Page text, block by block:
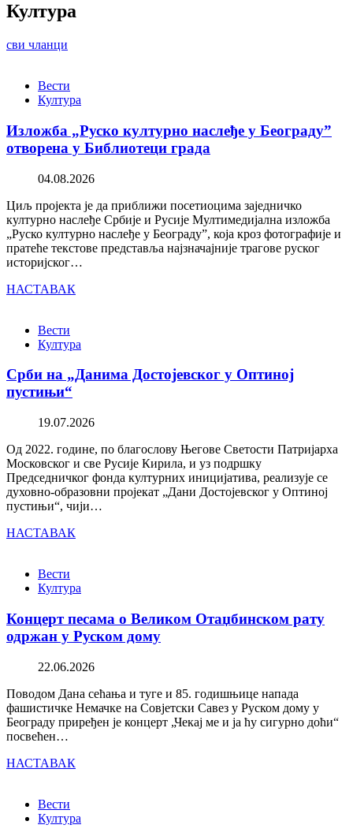
Култура
сви чланци
Вести
Култура
Изложба „Руско културно наслеђе у Београду”
отворена у Библиотеци града
04.08.2026
Циљ пројекта је да приближи посетиоцима заједничко
културно наслеђе Србије и Русије Мултимедијална изложба
„Руско културно наслеђе у Београду”, која кроз фотографије и
пратеће текстове представља најзначајније трагове руског
историјског…
НАСТАВАК
Вести
Култура
Срби на „Данима Достојевског у Оптиној
пустињи“
19.07.2026
Од 2022. године, по благослову Његове Светости Патријарха
Московског и све Русије Кирила, и уз подршку
Председничког фонда културних иницијатива, реализује се
духовно-образовни пројекат „Дани Достојевског у Оптиној
пустињи“, чији…
НАСТАВАК
Вести
Култура
Концерт песама о Великом Отаџбинском рату
одржан у Руском дому
22.06.2026
Поводом Дана сећања и туге и 85. годишњице напада
фашистичке Немачке на Совјетски Савез у Руском дому у
Београду приређен је концерт „Чекај ме и ја ћу сигурно доћи“
посвећен…
НАСТАВАК
Вести
Култура